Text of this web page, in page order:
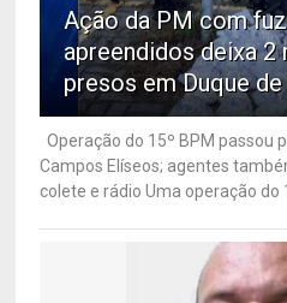
Ação da PM com
apreendidos deixa
presos em Duque
Operação do 15º BPM passou
Campos Elíseos; agentes
colete e rádio Uma operação do